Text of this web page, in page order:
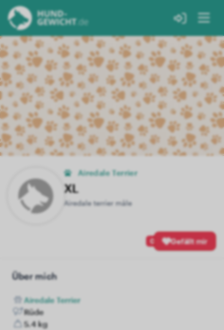
Airedale Terrier
XL
Airedale terrier mâle
0 Gefällt mir
Über mich
Airedale Terrier
Rüde
5.4 kg